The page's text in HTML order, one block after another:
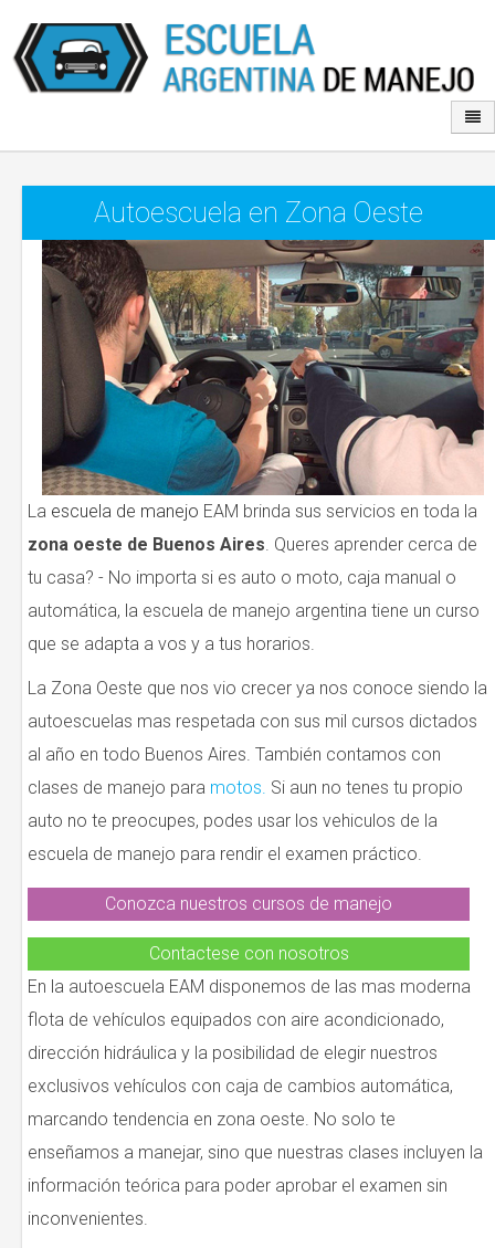
Autoescuela en Zona Oeste
La escuela de manejo EAM brinda sus servicios en toda la
zona oeste de Buenos Aires . Queres aprender cerca de
tu casa? - No importa si es auto o moto, caja manual o
automática, la escuela de manejo argentina tiene un curso
que se adapta a vos y a tus horarios.
La Zona Oeste que nos vio crecer ya nos conoce siendo la
autoescuelas mas respetada con sus mil cursos dictados
al año en todo Buenos Aires. También contamos con
clases de manejo para motos. Si aun no tenes tu propio
auto no te preocupes, podes usar los vehiculos de la
escuela de manejo para rendir el examen práctico.
Conozca nuestros cursos de manejo
Contactese con nosotros
En la autoescuela EAM disponemos de las mas moderna
flota de vehículos equipados con aire acondicionado,
dirección hidráulica y la posibilidad de elegir nuestros
exclusivos vehículos con caja de cambios automática,
marcando tendencia en zona oeste. No solo te
enseñamos a manejar, sino que nuestras clases incluyen la
información teórica para poder aprobar el examen sin
inconvenientes.